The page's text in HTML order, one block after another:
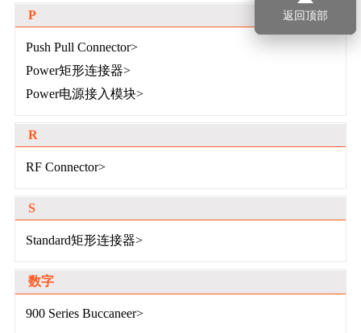
返回顶部
P
Push Pull Connector>
Power矩形连接器>
Power电源接入模块>
R
RF Connector>
S
Standard矩形连接器>
数字
900 Series Buccaneer>